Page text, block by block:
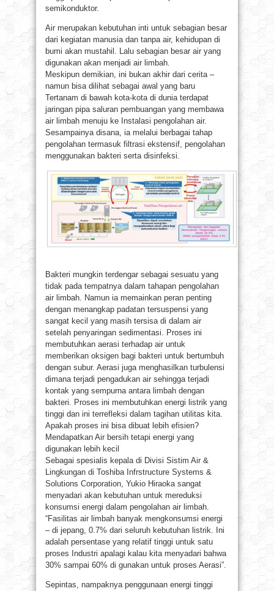
semikonduktor.
Air merupakan kebutuhan inti untuk sebagian besar
dari kegiatan manusia dan tanpa air, kehidupan di
bumi akan mustahil. Lalu sebagian besar air yang
digunakan akan menjadi air limbah.
Meskipun demikian, ini bukan akhir dari cerita –
namun bisa dilihat sebagai awal yang baru
Tertanam di bawah kota-kota di dunia terdapat
jaringan pipa saluran pembuangan yang membawa
air limbah menuju ke Instalasi pengolahan air.
Sesampainya disana, ia melalui berbagai tahap
pengolahan termasuk filtrasi ekstensif, pengolahan
menggunakan bakteri serta disinfeksi.
Bakteri mungkin terdengar sebagai sesuatu yang
tidak pada tempatnya dalam tahapan pengolahan
air limbah. Namun ia memainkan peran penting
dengan menangkap padatan tersuspensi yang
sangat kecil yang masih tersisa di dalam air
setelah penyaringan sedimentasi. Proses ini
membutuhkan aerasi terhadap air untuk
memberikan oksigen bagi bakteri untuk bertumbuh
dengan subur. Aerasi juga menghasilkan turbulensi
dimana terjadi pengadukan air sehingga terjadi
kontak yang sempurna antara limbah dengan
bakteri. Proses ini membutuhkan energi listrik yang
tinggi dan ini terrefleksi dalam tagihan utilitas kita.
Apakah proses ini bisa dibuat lebih efisien?
Mendapatkan Air bersih tetapi energi yang
digunakan lebih kecil
Sebagai spesialis kepala di Divisi Sistim Air &
Lingkungan di Toshiba Infrstructure Systems &
Solutions Corporation, Yukio Hiraoka sangat
menyadari akan kebutuhan untuk mereduksi
konsumsi energi dalam pengolahan air limbah.
“Fasilitas air limbah banyak mengkonsumsi energi
– di jepang, 0.7% dari seluruh kebutuhan listrik. Ini
adalah persentase yang relatif tinggi untuk satu
proses Industri apalagi kalau kita menyadari bahwa
30% sampai 60% di gunakan untuk proses Aerasi”.
Sepintas, nampaknya penggunaan energi tinggi